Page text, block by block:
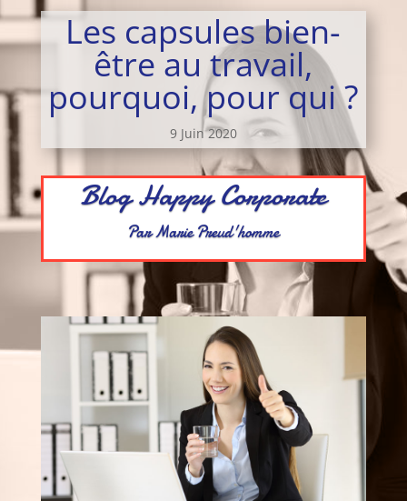
Les capsules bien-
être au travail,
pourquoi, pour qui ?
9 Juin 2020
Blog Happy Corporate
Par Marie Preud'homme